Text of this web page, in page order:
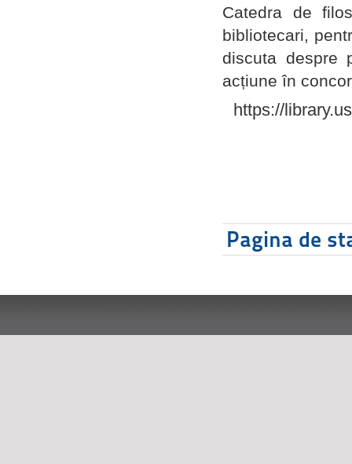
Catedra de
bibliotecari,
discuta despre
acțiune în
https://
Pagina de